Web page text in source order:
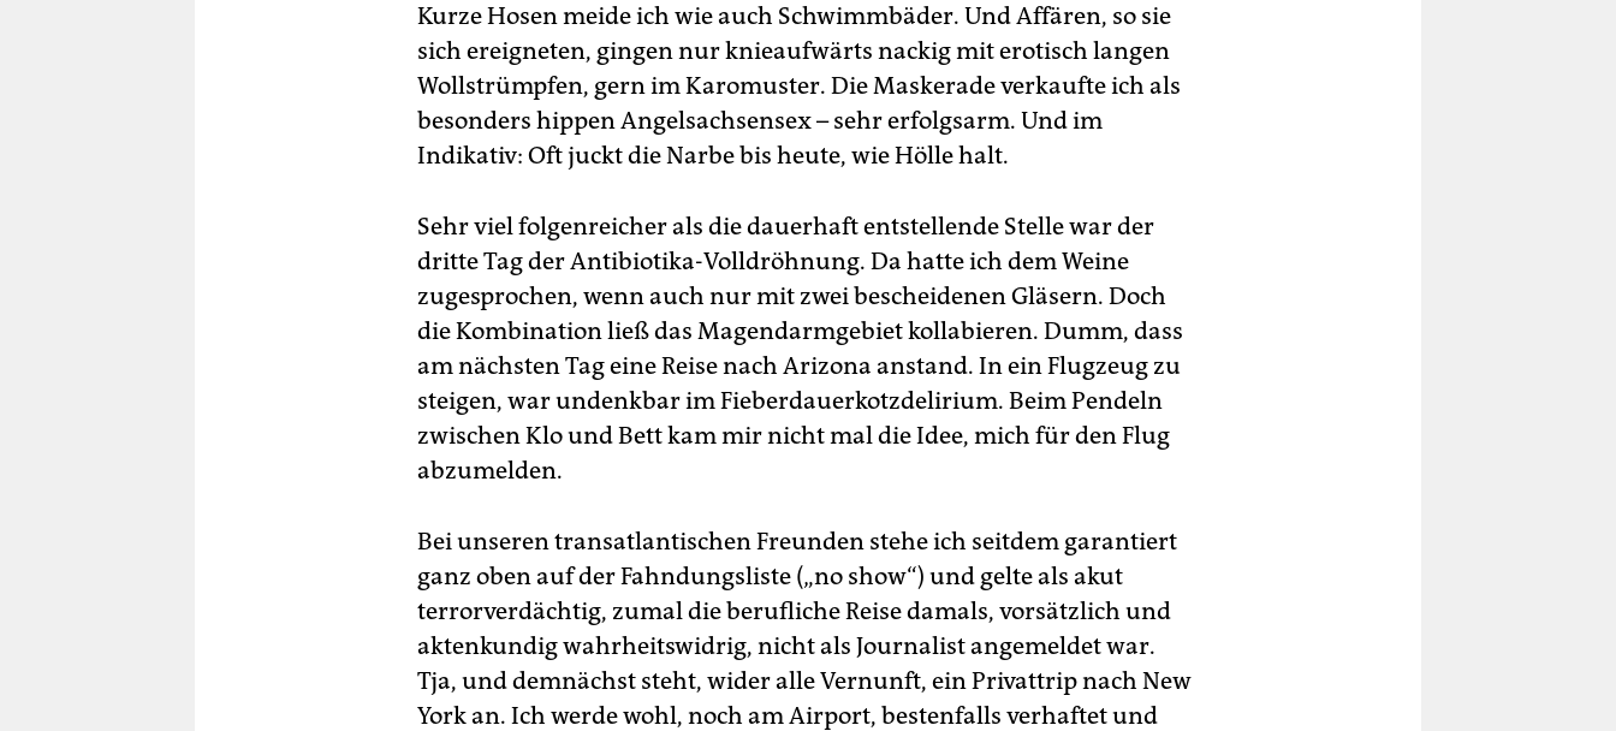
Kurze Hosen meide ich wie auch Schwimmbäder. Und Affären, so sie
sich ereigneten, gingen nur knieaufwärts nackig mit erotisch langen
Wollstrümpfen, gern im Karomuster. Die Maskerade verkaufte ich als
besonders hippen Angelsachsensex – sehr erfolgsarm. Und im
Indikativ: Oft juckt die Narbe bis heute, wie Hölle halt.
Sehr viel folgenreicher als die dauerhaft entstellende Stelle war der
dritte Tag der Antibiotika-Volldröhnung. Da hatte ich dem Weine
zugesprochen, wenn auch nur mit zwei bescheidenen Gläsern. Doch
die Kombination ließ das Magendarmgebiet kollabieren. Dumm, dass
am nächsten Tag eine Reise nach Arizona anstand. In ein Flugzeug zu
steigen, war undenkbar im Fieberdauerkotzdelirium. Beim Pendeln
zwischen Klo und Bett kam mir nicht mal die Idee, mich für den Flug
abzumelden.
Bei unseren transatlantischen Freunden stehe ich seitdem garantiert
ganz oben auf der Fahndungsliste („no show“) und gelte als akut
terrorverdächtig, zumal die berufliche Reise damals, vorsätzlich und
aktenkundig wahrheitswidrig, nicht als Journalist angemeldet war.
Tja, und demnächst steht, wider alle Vernunft, ein Privattrip nach New
York an. Ich werde wohl, noch am Airport, bestenfalls verhaftet und